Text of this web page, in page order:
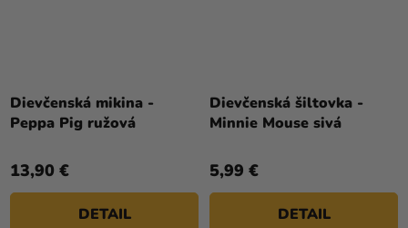
Dievčenská mikina -
Peppa Pig ružová
13,90 €
DETAIL
Dievčenská šiltovka -
Minnie Mouse sivá
5,99 €
DETAIL